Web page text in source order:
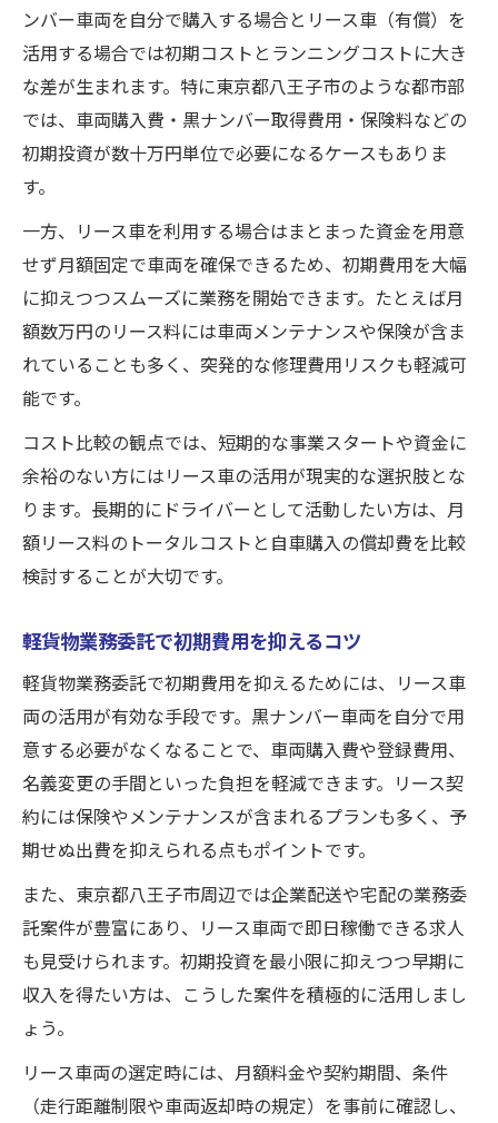
ンバー車両を自分で購入する場合とリース車（有償）を
活用する場合では初期コストとランニングコストに大き
な差が生まれます。特に東京都八王子市のような都市部
では、車両購入費・黒ナンバー取得費用・保険料などの
初期投資が数十万円単位で必要になるケースもありま
す。
一方、リース車を利用する場合はまとまった資金を用意
せず月額固定で車両を確保できるため、初期費用を大幅
に抑えつつスムーズに業務を開始できます。たとえば月
額数万円のリース料には車両メンテナンスや保険が含ま
れていることも多く、突発的な修理費用リスクも軽減可
能です。
コスト比較の観点では、短期的な事業スタートや資金に
余裕のない方にはリース車の活用が現実的な選択肢とな
ります。長期的にドライバーとして活動したい方は、月
額リース料のトータルコストと自車購入の償却費を比較
検討することが大切です。
軽貨物業務委託で初期費用を抑えるコツ
軽貨物業務委託で初期費用を抑えるためには、リース車
両の活用が有効な手段です。黒ナンバー車両を自分で用
意する必要がなくなることで、車両購入費や登録費用、
名義変更の手間といった負担を軽減できます。リース契
約には保険やメンテナンスが含まれるプランも多く、予
期せぬ出費を抑えられる点もポイントです。
また、東京都八王子市周辺では企業配送や宅配の業務委
託案件が豊富にあり、リース車両で即日稼働できる求人
も見受けられます。初期投資を最小限に抑えつつ早期に
収入を得たい方は、こうした案件を積極的に活用しまし
ょう。
リース車両の選定時には、月額料金や契約期間、条件
（走行距離制限や車両返却時の規定）を事前に確認し、